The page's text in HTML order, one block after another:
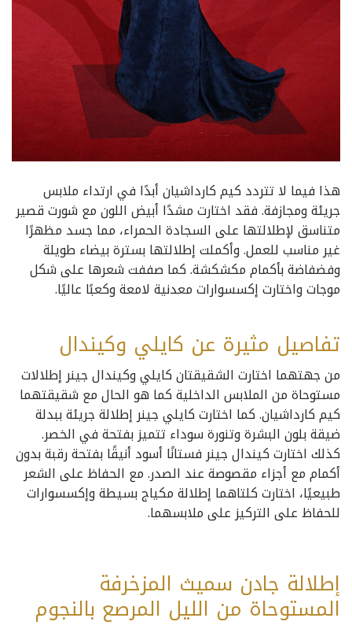
هذا فيما لا تتردد كيم كارداشيان أبدًا في ارتداء ملابس
جريئة ومجازفة. فقد اختارت مشدًا أبيض اللون مع شورت قصير
متناسق لإطلالتها على السجادة الحمراء، مما جسد مظهرًا
غير مناسب للعمل. وأكملت إطلالتها بسترة بيضاء طويلة
وفضفاضة بأكمام مكشكشة. كما صففت شعرها على شكل
موجات واختارت إكسسوارات معدنية لامعة وكعبًا عاليًا.
تفاصيل مثيرة عن كايلي وكيندال
من جهتهما اختارت الشقيقتان كايلي وكيندال جينر إطلالات
مستوحاة من الملابس الداخلية كما هو الحال مع شقيقتهما
كيم كارداشيان. كما اختارت كايلي جينر إطلالة جريئة ببدلة
ضيقة بلون البشرة وتنورة سوداء تتميز بفتحة في الخصر.
كذلك اختارت كيندال جينر فستانًا أسود أنيقًا بفتحة رقبة بدون
أكمام مع أجزاء مقصوصة عند الصدر. مع الحفاظ على الشعر
طبيعيًا، اختارت كلتاهما إطلالة مكياج بسيطة وإكسسوارات
للحفاظ على التركيز على ملابسهما.
إطلالة جادن سميث المزخرفة
المستوحاة من الليل المرصع بالنجوم